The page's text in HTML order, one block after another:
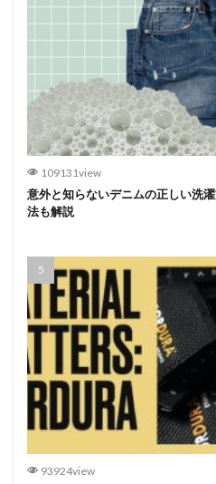
109131view
意外と知らないデニムの正しい洗
法も解説
93924view